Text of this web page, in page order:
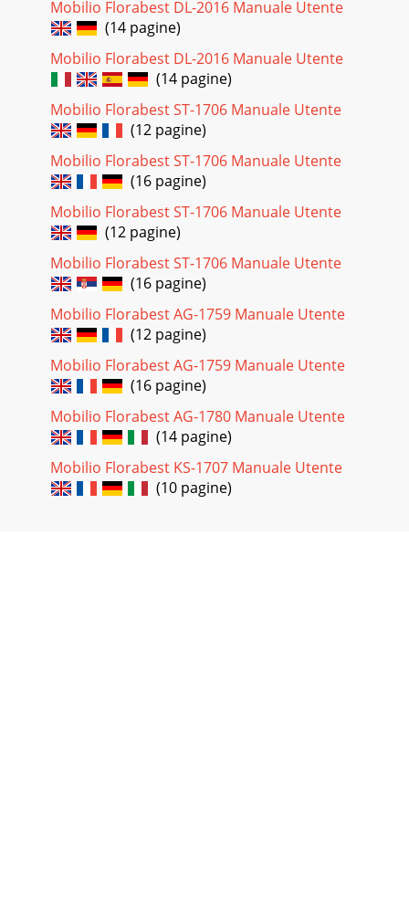
Mobilio Florabest DL-2016 Manuale Utente
(14 pagine)
Mobilio Florabest DL-2016 Manuale Utente
(14 pagine)
Mobilio Florabest ST-1706 Manuale Utente
(12 pagine)
Mobilio Florabest ST-1706 Manuale Utente
(16 pagine)
Mobilio Florabest ST-1706 Manuale Utente
(12 pagine)
Mobilio Florabest ST-1706 Manuale Utente
(16 pagine)
Mobilio Florabest AG-1759 Manuale Utente
(12 pagine)
Mobilio Florabest AG-1759 Manuale Utente
(16 pagine)
Mobilio Florabest AG-1780 Manuale Utente
(14 pagine)
Mobilio Florabest KS-1707 Manuale Utente
(10 pagine)